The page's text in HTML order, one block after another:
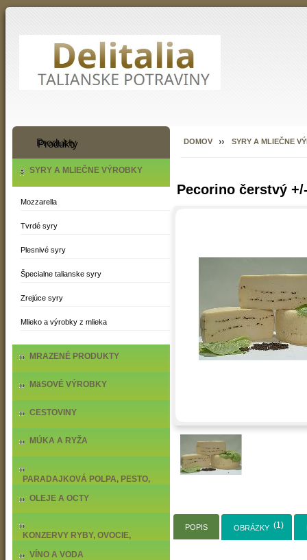
Produkty
SYRY A MLIEČNE VÝROBKY
Mozzarella
Tvrdé syry
Plesnivé syry
Špecialne talianske syry
Zrejúce syry
Mlieko a výrobky z mlieka
MRAZENÉ PRODUKTY
MäSOVÉ VÝROBKY
CESTOVINY
MÚKA A RYŽA
PARADAJKOVÁ POLPA, PESTO,
OLEJE A OCTY
KONZERVY RYBY, OVOCIE,
VÍNO A VODA
DOMOV SYRY A MLIEČNE
Pecorino čerstvý
POPIS OBRÁZKY (1)